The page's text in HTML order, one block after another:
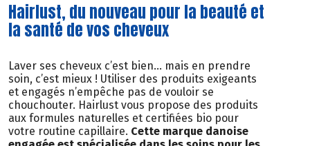
Hairlust, du nouveau pour la beauté et
la santé de vos cheveux
Laver ses cheveux c’est bien… mais en prendre
soin, c’est mieux ! Utiliser des produits exigeants
et engagés n’empêche pas de vouloir se
chouchouter. Hairlust vous propose des produits
aux formules naturelles et certifiées bio pour
votre routine capillaire. Cette marque danoise